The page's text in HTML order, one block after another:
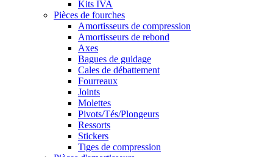
Kits IVA
Pièces de fourches
Amortisseurs de compression
Amortisseurs de rebond
Axes
Bagues de guidage
Cales de débattement
Fourreaux
Joints
Molettes
Pivots/Tés/Plongeurs
Ressorts
Stickers
Tiges de compression